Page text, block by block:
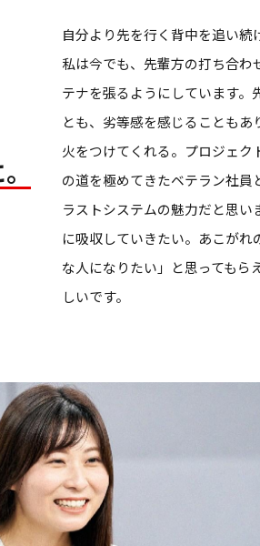
自分より先を行く背中を追い
私は今でも、先輩方の打ち合わ
テナを張るようにしています。
とも、劣等感を感じることも
火をつけてくれる。プロジェ
の道を極めてきたベテラン社
ラストシステムの魅力だと思
に吸収していきたい。あこが
な人になりたい」と思ってもら
しいです。